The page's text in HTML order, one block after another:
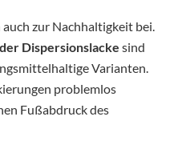
zur Nachhaltigkeit bei.
Dispersionslacke sind
Varianten.
problemlos
Fußabdruck des